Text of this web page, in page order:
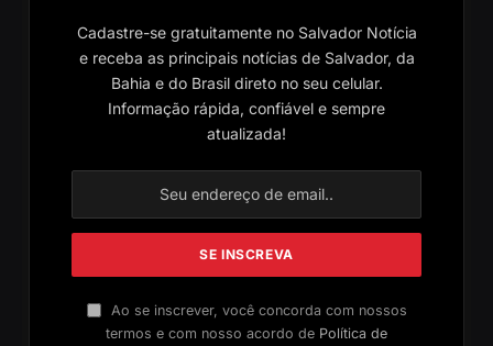
Cadastre-se gratuitamente no Salvador Notícia
e receba as principais notícias de Salvador, da
Bahia e do Brasil direto no seu celular.
Informação rápida, confiável e sempre
atualizada!
Ao se inscrever, você concorda com nossos
termos e com nosso acordo de Política de